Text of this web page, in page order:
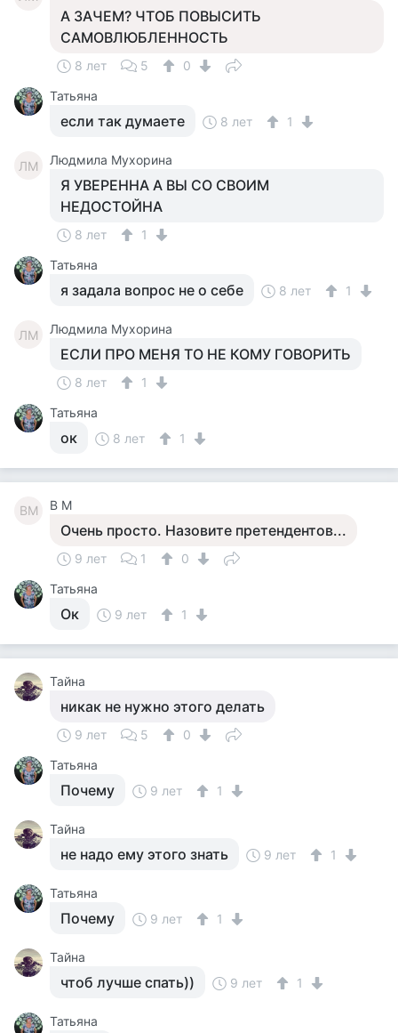
А ЗАЧЕМ? ЧТОБ ПОВЫСИТЬ
САМОВЛЮБЛЕННОСТЬ
8 лет 5
0
Татьяна
если так думаете 8 лет 1
ЛМ Людмила Мухорина
Я УВЕРЕННА А ВЫ СО СВОИМ
НЕДОСТОЙНА
8 лет
1
Татьяна
я задала вопрос не о себе 8 лет 1
ЛМ Людмила Мухорина
ЕСЛИ ПРО МЕНЯ ТО НЕ КОМУ ГОВОРИТЬ
8 лет
1
Татьяна
ок 8 лет 1
ВМ В М
Очень просто. Назовите претендентов...
9 лет 1
0
Татьяна
Ок 9 лет 1
Тайна
никак не нужно этого делать
9 лет 5
0
Татьяна
Почему 9 лет 1
Тайна
не надо ему этого знать 9 лет 1
Татьяна
Почему 9 лет 1
Тайна
чтоб лучше спать)) 9 лет 1
Татьяна